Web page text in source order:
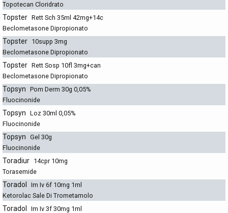
Topotecan Cloridrato
Topster Rett Sch 35ml 42mg+14c
Beclometasone Dipropionato
Topster 10supp 3mg
Beclometasone Dipropionato
Topster Rett Sosp 10fl 3mg+can
Beclometasone Dipropionato
Topsyn Pom Derm 30g 0,05%
Fluocinonide
Topsyn Loz 30ml 0,05%
Fluocinonide
Topsyn Gel 30g
Fluocinonide
Toradiur 14cpr 10mg
Torasemide
Toradol
Im Iv 6f 10mg 1ml
Ketorolac Sale Di Trometamolo
Toradol
Im Iv 3f 30mg 1ml